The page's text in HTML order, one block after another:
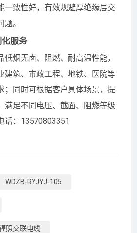
一致性好，有效规避厚绝缘层交
。
服务
低烟无卤、阻燃、耐高温性能，
建筑、市政工程、地铁、医院等
；同时可根据客户具体场景，提
满足不同电压、截面、阻燃等级
话：13570803351
WDZB-RYJYJ-105
照交联电线